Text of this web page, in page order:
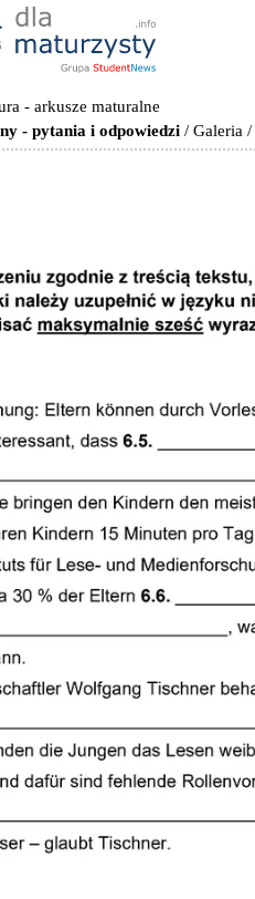
- arkusze maturalne
- pytania i odpowiedzi / Galeria /